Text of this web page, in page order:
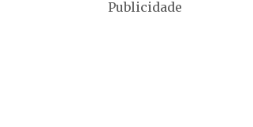
Publicidade